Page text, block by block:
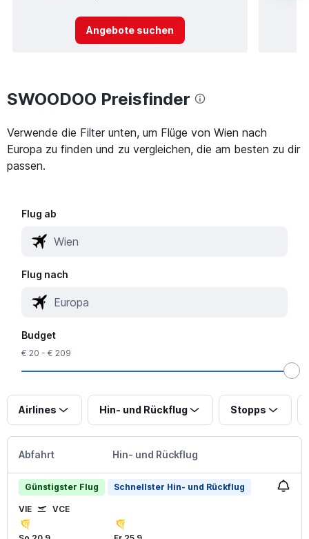
Angebote suchen
SWOODOO Preisfinder
Verwende die Filter unten, um Flüge von Wien nach
Europa zu finden und zu vergleichen, die am besten zu dir
passen.
Flug ab
Flug nach
Budget
€ 20 - € 209
Airlines Hin- und Rückflug Stopps
Abfahrt Hin- und Rückflug
Günstigster Flug Schnellster Hin- und Rückflug
VIE VCE